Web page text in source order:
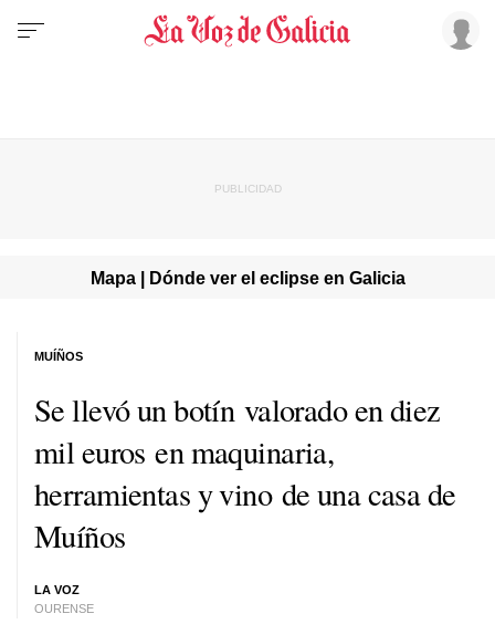
Mapa | Dónde ver el eclipse en Galicia
Se llevó un botín valorado en diez
mil euros en maquinaria,
herramientas y vino de una casa de
Muíños
LA VOZ
OURENSE
MUÍÑOS